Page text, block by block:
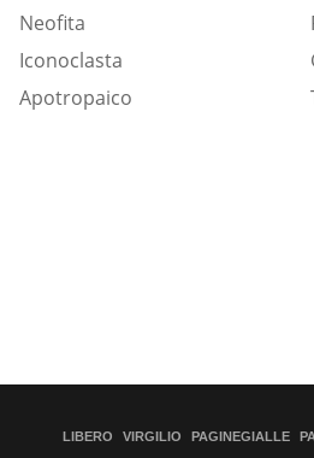
Neofita
Iconoclasta
Apotropaico
LIBERO VIRGILIO PAGINEGIALLE